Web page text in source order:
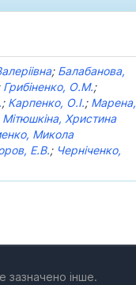
; Балабанова,
Грибіненко, О.М.;
; Карпенко, О.І.; Марена,
Мітюшкіна, Христина
Микола
Е.В.; Черніченко,
зазначено інше.